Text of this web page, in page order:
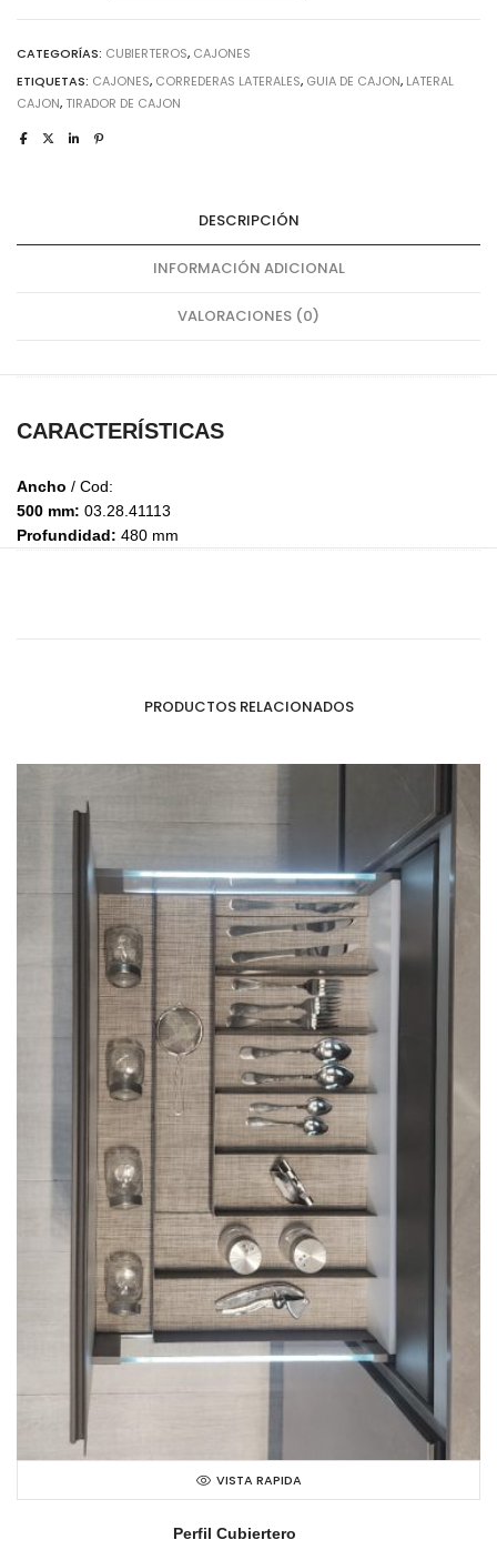
CATEGORÍAS: CUBIERTEROS, CAJONES
ETIQUETAS: CAJONES, CORREDERAS LATERALES, GUIA DE CAJON, LATERAL
CAJON, TIRADOR DE CAJON
DESCRIPCIÓN
INFORMACIÓN ADICIONAL
VALORACIONES (0)
CARACTERÍSTICAS
Ancho / Cod:
500 mm: 03.28.41113
Profundidad: 480 mm
PRODUCTOS RELACIONADOS
VISTA RAPIDA
Perfil Cubiertero